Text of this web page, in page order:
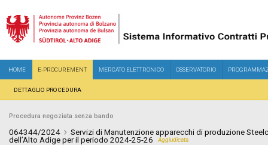
HOME E-PROCUREMENT MERCATO ELETTRONICO OSSERVATORIO
DETTAGLIO PROCEDURA
Procedura negoziata senza bando
064344/2024
Servizi di Manutenzione apparecchi di produzione
dell’Alto Adige per il periodo 2024-25-26
Aggiudicata